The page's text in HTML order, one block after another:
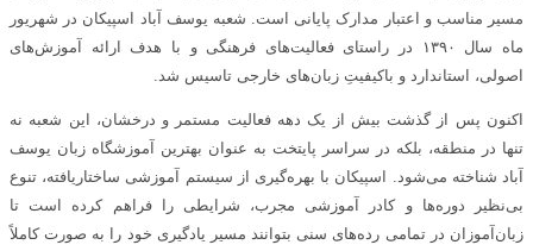
مسیر مناسب و اعتبار مدارک پایانی است. شعبه یوسف آباد اسپیکان در شهریور
ماه سال ۱۳۹۰ در راستای فعالیت‌های فرهنگی و با هدف ارائه آموزش‌های
اصولی، استاندارد و باکیفیتِ زبان‌های خارجی تاسیس شد.
اکنون پس از گذشت بیش از یک دهه فعالیت مستمر و درخشان، این شعبه نه
تنها در منطقه، بلکه در سراسر پایتخت به عنوان بهترین آموزشگاه زبان یوسف
آباد شناخته می‌شود. اسپیکان با بهره‌گیری از سیستم آموزشی ساختاریافته، تنوع
بی‌نظیر دوره‌ها و کادر آموزشی مجرب، شرایطی را فراهم کرده است تا
زبان‌آموزان در تمامی رده‌های سنی بتوانند مسیر یادگیری خود را به صورت کاملاً